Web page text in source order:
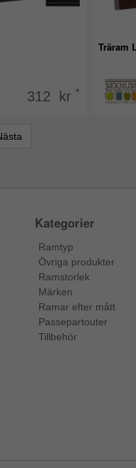
312 kr *
Träram
Kategorier
Ramtyp
Övriga produkter
Ramstorlek
Märken
Ramar efter mått
Passepartouter
Tillbehör